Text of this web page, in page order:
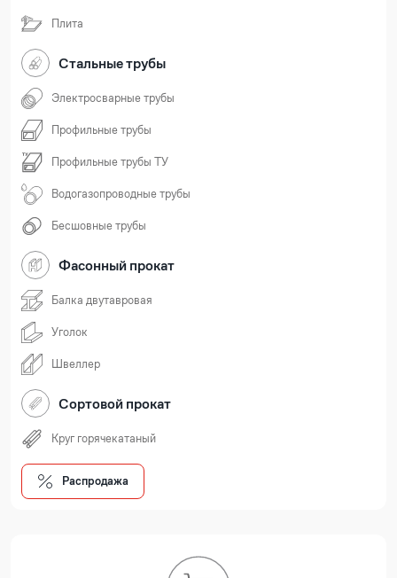
Плита
Стальные трубы
Электросварные трубы
Профильные трубы
Профильные трубы ТУ
Водогазопроводные трубы
Бесшовные трубы
Фасонный прокат
Балка двутавровая
Уголок
Швеллер
Сортовой прокат
Круг горячекатаный
Распродажа